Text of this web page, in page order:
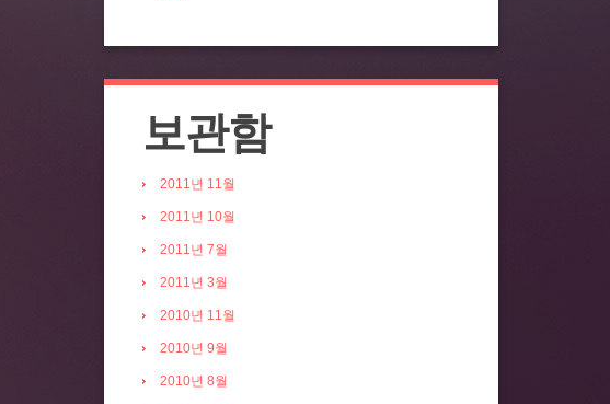
보관함
2011년 11월
2011년 10월
2011년 7월
2011년 3월
2010년 11월
2010년 9월
2010년 8월